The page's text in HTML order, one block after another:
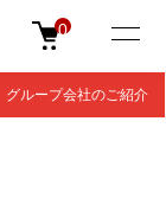
0
グループ会社のご紹介